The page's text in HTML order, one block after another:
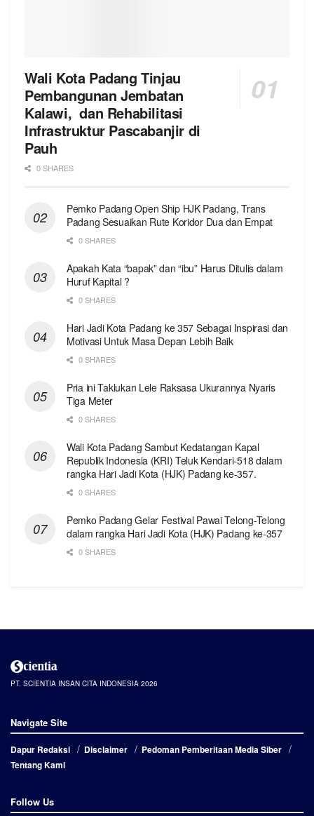
Wali Kota Padang Tinjau
Pembangunan Jembatan
Kalawi, dan Rehabilitasi
Infrastruktur Pascabanjir di
Pauh
0 SHARES
Pemko Padang Open Ship HJK Padang, Trans
Padang Sesuaikan Rute Koridor Dua dan Empat
0 SHARES
Apakah Kata “bapak” dan “ibu” Harus Ditulis dalam
Huruf Kapital ?
0 SHARES
Hari Jadi Kota Padang ke 357 Sebagai Inspirasi dan
Motivasi Untuk Masa Depan Lebih Baik
0 SHARES
Pria ini Taklukan Lele Raksasa Ukurannya Nyaris
Tiga Meter
0 SHARES
Wali Kota Padang Sambut Kedatangan Kapal
Republik Indonesia (KRI) Teluk Kendari-518 dalam
rangka Hari Jadi Kota (HJK) Padang ke-357.
0 SHARES
Pemko Padang Gelar Festival Pawai Telong-Telong
dalam rangka Hari Jadi Kota (HJK) Padang ke-357
0 SHARES
PT. SCIENTIA INSAN CITA INDONESIA 2026
Navigate Site
Dapur Redaksi Disclaimer
Pedoman Pemberitaan Media Siber
Tentang Kami
Follow Us